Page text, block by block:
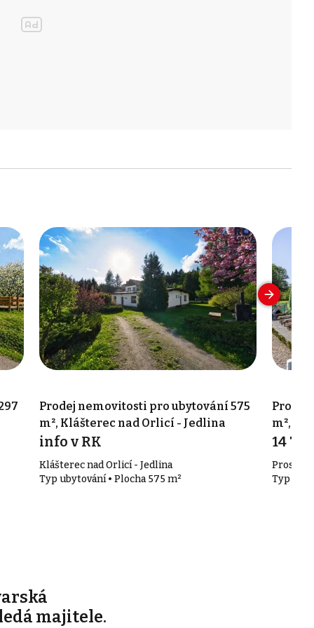
Prodej nemovitosti pro ubytování 575
m², Klášterec nad Orlicí - Jedlina
info v RK
Klášterec nad Orlicí - Jedlina
Typ ubytování • Plocha 575 m²
Prodej
m²,
14
Typ
majitele.